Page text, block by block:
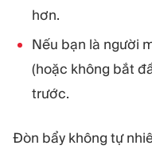
hơn.
Nếu bạn là người
(hoặc không bắt
trước.
Đòn bẩy không tự